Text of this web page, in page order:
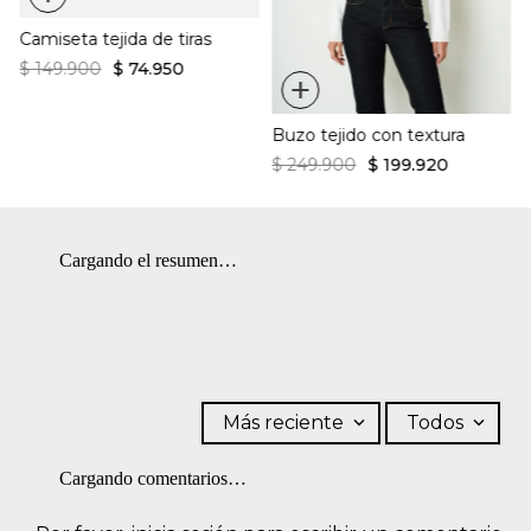
Camiseta tejida de tiras
$ 149.900 $ 74.950 +
Buzo tejido con textura
$ 249.900 $ 199.920
Cargando el resumen…
Más reciente Todos
Cargando comentarios…